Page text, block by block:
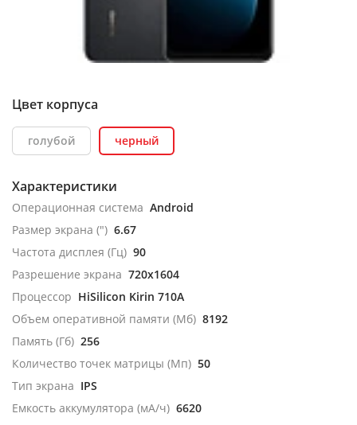
Цвет корпуса
голубой черный
Характеристики
Операционная система Android
Размер экрана (") 6.67
Частота дисплея (Гц) 90
Разрешение экрана 720x1604
Процессор HiSilicon Kirin 710A
Объем оперативной памяти (Мб) 8192
Память (Гб) 256
Количество точек матрицы (Мп) 50
Тип экрана IPS
Емкость аккумулятора (мА/ч) 6620